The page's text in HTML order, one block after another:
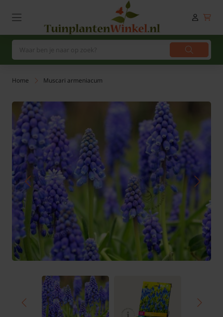
Home Muscari armeniacum